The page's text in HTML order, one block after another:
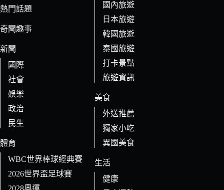
的
果
熱門話題
奇聞趣事
新聞
國際
社會
娛樂
政治
民生
體育
WBC世界棒球經典賽
2026世界盃足球賽
2028奧運
國內旅遊
日本旅遊
韓國旅遊
泰國旅遊
打卡景點
旅遊資訊
美食
外送推薦
獨家小吃
異國美食
生活
健康